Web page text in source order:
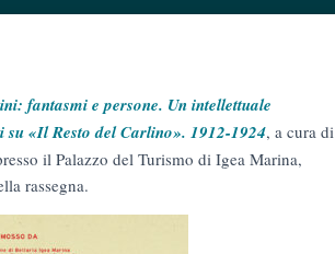
fantasmi e persone. Un intellettuale
«Il Resto del Carlino». 1912-1924, a cura di
il Palazzo del Turismo di Igea Marina,
rassegna.